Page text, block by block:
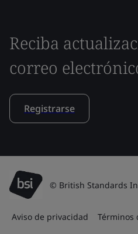
Reciba
correo
Registrarse
© British Standards
Aviso de privacidad Términos